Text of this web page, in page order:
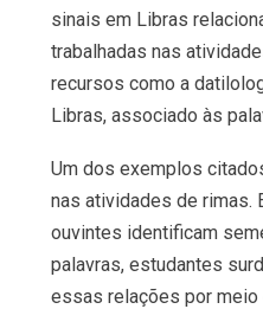
sinais em Libras
trabalhadas nas
recursos como a
Libras, associado às
Um dos exemplos
nas atividades de rimas.
ouvintes identificam
palavras, estudantes
essas relações por